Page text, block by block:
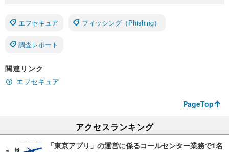
エフセキュア フィッシング（Phishing）
調査レポート
関連リンク
エフセキュア
PageTop
アクセスランキング
「東京アプリ」の運営に係るコールセンター業務で1名